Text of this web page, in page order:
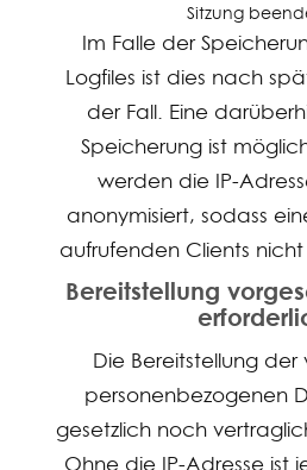
Sitzung
Im Falle der
Logfiles ist dies nach
der Fall. Eine
Speicherung ist
werden die IP-
anonymisiert, sodass
aufrufenden Clients nicht
Bereitstellung
Die Bereitstellung
personenbezogenen
gesetzlich noch
Ohne die IP-Adresse ist